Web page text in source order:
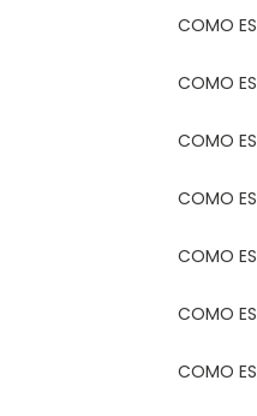
COMO
COMO
COMO
COMO
COMO
COMO
COMO